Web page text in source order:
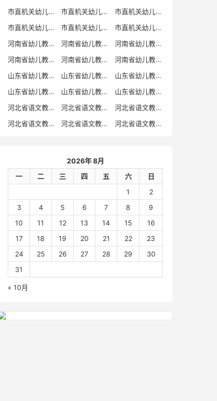
市直机关幼儿教师招聘
市直机关幼儿教师考试
市直机关幼儿教师招聘考试真题
市直机关幼儿教师招聘考试真题卷
市直机关幼儿教师编制考试真题卷
市直机关幼儿教师编制考试真题
河南省幼儿教师招聘
河南省幼儿教师考试
河南省幼儿教师招聘考试真题
河南省幼儿教师招聘考试真题卷
河南省幼儿教师编制考试真题
河南省幼儿教师编制考试真题卷
山东省幼儿教师招聘
山东省幼儿教师考试
山东省幼儿教师招聘考试真题
山东省幼儿教师招聘考试真题卷
山东省幼儿教师编制考试真题
山东省幼儿教师编制考试真题卷
河北省语文教师招聘
河北省语文教师招聘考试真题
河北省语文教师招聘考试真题卷
河北省语文教师编制考试真题
河北省语文教师编制考试真题卷 河北省语文教师考试
2026年 8月
一
二 三 四 五 六
日
1
2
3
4 5 6 7 8
9
10
11 12 13 14 15
16
17
18 19 20 21 22
23
24
25 26 27 28 29
30
31
« 10月